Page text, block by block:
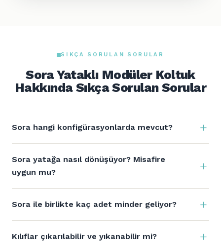
SIKÇA SORULAN SORULAR
Sora Yataklı Modüler Koltuk
Hakkında Sıkça Sorulan Sorular
Sora hangi konfigürasyonlarda mevcut?
Sora yatağa nasıl dönüşüyor? Misafire
uygun mu?
Sora ile birlikte kaç adet minder geliyor?
Kılıflar çıkarılabilir ve yıkanabilir mi?